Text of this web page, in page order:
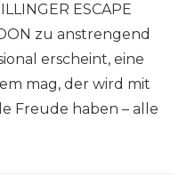
ESCAPE
zu anstrengend
erscheint, eine
mag, der wird mit
Freude haben – alle